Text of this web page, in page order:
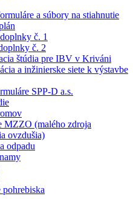
a súbory na stiahnutie
č. 1
č. 2
štúdia pre IBV v Kriváni
a inžinierske siete k výstavbe
SPP-D a.s.
MZZO (malého zdroja
ovzdušia)
odpadu